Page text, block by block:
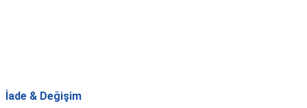
İade & Değişim